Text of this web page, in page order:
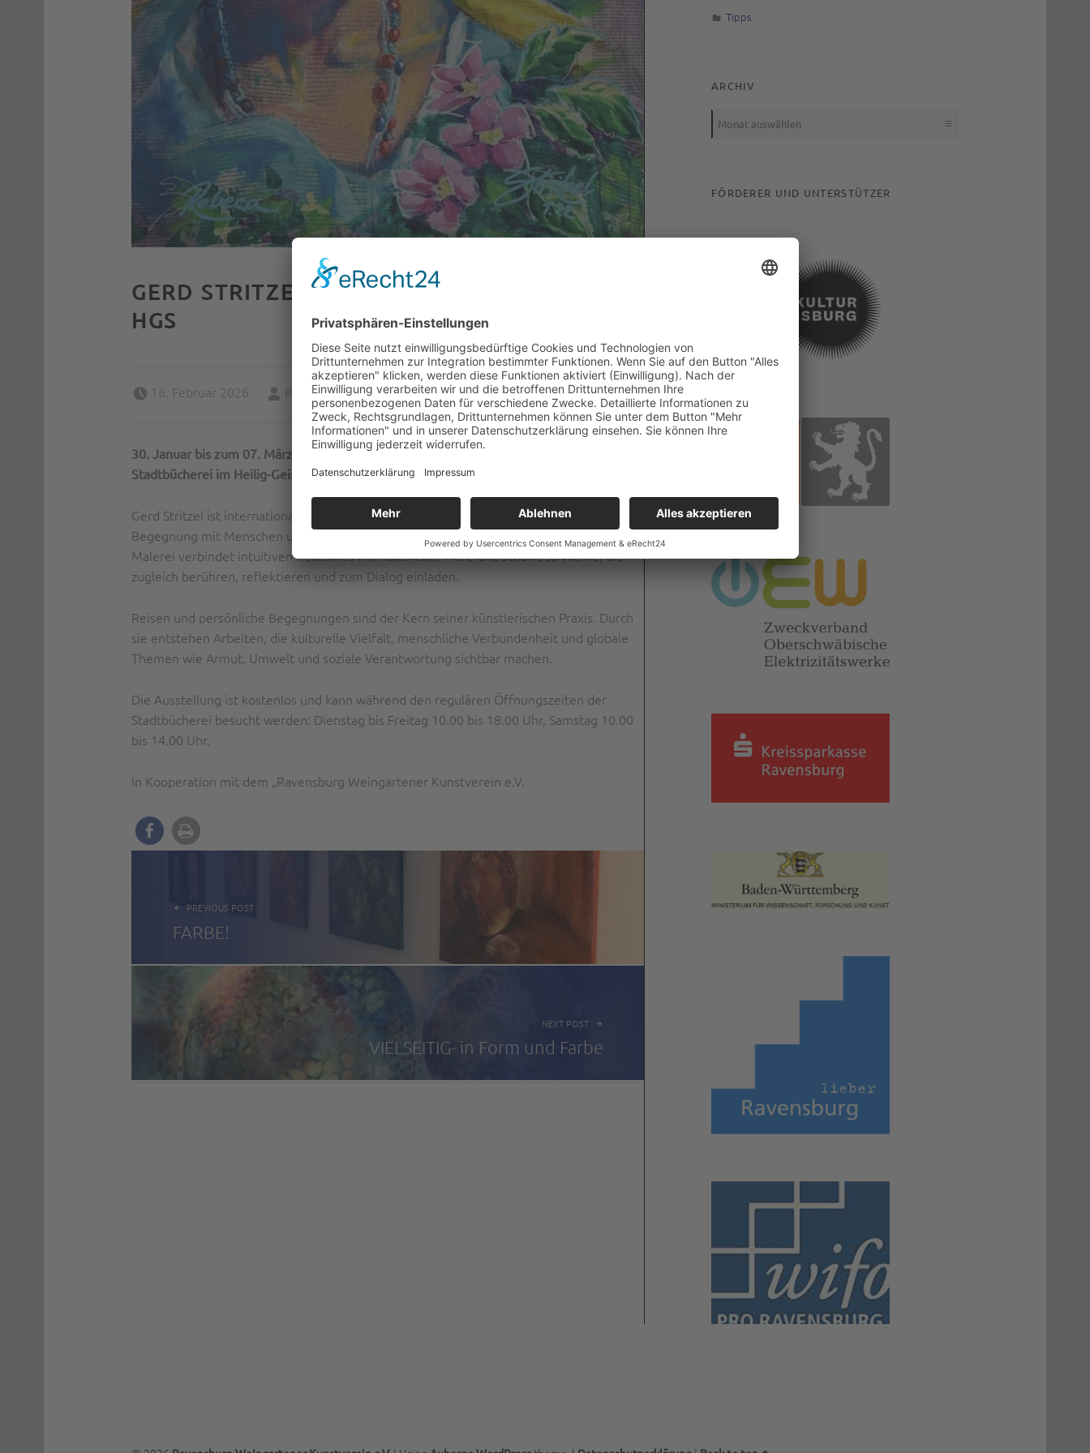
GERD STRITZEL IN DER STADTBÜCHEREI IM
HGS
16. Februar 2026 Peter Bischoff
Categorized in:
Aktuell,Ausstellung
30. Januar bis zum 07. März 2026, 1. Stockwerk A2, Bereich Schaustelle
Stadtbücherei im Heilig-Geist-Spital, Bachstr. 57, Ravensburg
Gerd Stritzel ist international arbeitender Maler. Seine Porträts entstehen aus direkter
Begegnung mit Menschen unterschiedlichster Kulturen und Lebenswelten. Seine
Malerei verbindet intuitiven Realismus mit kultureller Tiefe und schafft so Werke, die
zugleich berühren, reflektieren und zum Dialog einladen.
Reisen und persönliche Begegnungen sind der Kern seiner künstlerischen Praxis. Durch
sie entstehen Arbeiten, die kulturelle Vielfalt, menschliche Verbundenheit und globale
Themen wie Armut, Umwelt und soziale Verantwortung sichtbar machen.
Die Ausstellung ist kostenlos und kann während den regulären Öffnungszeiten der
Stadtbücherei besucht werden: Dienstag bis Freitag 10.00 bis 18.00 Uhr, Samstag 10.00
bis 14.00 Uhr.
In Kooperation mit dem „Ravensburg Weingartener Kunstverein e.V.
BEITRAGSNAVIGATION
PREVIOUS POST
FARBE!
NEXT POST
VIELSEITIG- in Form und Farbe
Tipps
ARCHIV
Archiv
FÖRDERER UND UNTERSTÜTZER